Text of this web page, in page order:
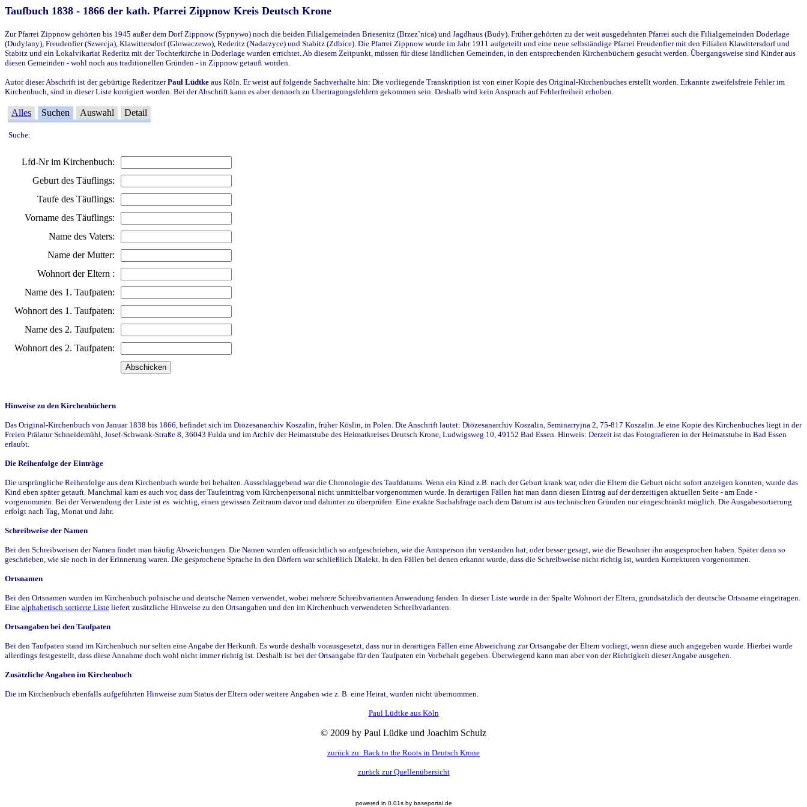
Taufbuch 1838 - 1866 der kath. Pfarrei Zippnow Kreis Deutsch Krone
Zur Pfarrei Zippnow gehörten bis 1945 außer dem Dorf Zippnow (Sypnywo) noch die beiden Filialgemeinden Briesenitz (Brzez`nica) und Jagdhaus (Budy). Früher gehörten zu der weit ausgedehnten Pfarrei auch die Filialgemeinden Doderlage
(Dudylany), Freudenfier (Szwecja), Klawittersdorf (Glowaczewo), Rederitz (Nadarzyce) und Stabitz (Zdbice). Die Pfarrei Zippnow wurde im Jahr 1911 aufgeteilt und eine neue selbständige Pfarrei Freudenfier mit den Filialen Klawittersdorf und
Stabitz und ein Lokalvikariat Rederitz mit der Tochterkirche in Doderlage wurden errichtet. Ab diesem Zeitpunkt, müssen für diese ländlichen Gemeinden, in den entsprechenden Kirchenbüchern gesucht werden. Übergangsweise sind Kinder aus
diesen Gemeinden - wohl noch aus traditionellen Gründen - in Zippnow getauft worden.
Autor dieser Abschrift ist der gebürtige RederitzerPaul Lüdtke aus Köln. Er weist auf folgende Sachverhalte hin: Die vorliegende Transkription ist von einer Kopie des Original-Kirchenbuches erstellt worden. Erkannte zweifelsfreie Fehler im
Kirchenbuch, sind in dieser Liste korrigiert worden. Bei der Abschrift kann es aber dennoch zu Übertragungsfehlern gekommen sein. Deshalb wird kein Anspruch auf Fehlerfreiheit erhoben.
Alles Suchen Auswahl Detail
Suche:
Lfd-Nr im Kirchenbuch:
Geburt des Täuflings:
Taufe des Täuflings:
Vorname des Täuflings:
Name des Vaters:
Name der Mutter:
Wohnort der Eltern :
Name des 1. Taufpaten:
Wohnort des 1. Taufpaten:
Name des 2. Taufpaten:
Wohnort des 2. Taufpaten:
Hinweise zu den Kirchenbüchern
Das Original-Kirchenbuch von Januar 1838 bis 1866, befindet sich im Diözesanarchiv Koszalin, früher Köslin, in Polen. Die Anschrift lautet: Diözesanarchiv Koszalin, Seminarryjna 2, 75-817 Koszalin. Je eine Kopie des Kirchenbuches liegt in der
Freien Prälatur Schneidemühl, Josef-Schwank-Straße 8, 36043 Fulda und im Archiv der Heimatstube des Heimatkreises Deutsch Krone, Ludwigsweg 10, 49152 Bad Essen. Hinweis: Derzeit ist das Fotografieren in der Heimatstube in Bad Essen
erlaubt.
Die Reihenfolge der Einträge
Die ursprüngliche Reihenfolge aus dem Kirchenbuch wurde bei behalten. Ausschlaggebend war die Chronologie des Taufdatums. Wenn ein Kind z.B. nach der Geburt krank war, oder die Eltern die Geburt nicht sofort anzeigen konnten, wurde das
Kind eben später getauft. Manchmal kam es auch vor, dass der Taufeintrag vom Kirchenpersonal nicht unmittelbar vorgenommen wurde. In derartigen Fällen hat man dann diesen Eintrag auf der derzeitigen aktuellen Seite - am Ende -
vorgenommen. Bei der Verwendung der Liste ist es wichtig, einen gewissen Zeitraum davor und dahinter zu überprüfen. Eine exakte Suchabfrage nach dem Datum ist aus technischen Gründen nur eingeschränkt möglich. Die Ausgabesortierung
erfolgt nach Tag, Monat und Jahr.
Schreibweise der Namen
Bei den Schreibweisen der Namen findet man häufig Abweichungen. Die Namen wurden offensichtlich so aufgeschrieben, wie die Amtsperson ihn verstanden hat, oder besser gesagt, wie die Bewohner ihn ausgesprochen haben. Später dann so
geschrieben, wie sie noch in der Erinnerung waren. Die gesprochene Sprache in den Dörfern war schließlich Dialekt. In den Fällen bei denen erkannt wurde, dass die Schreibweise nicht richtig ist, wurden Korrekturen vorgenommen.
Ortsnamen
Bei den Ortsnamen wurden im Kirchenbuch polnische und deutsche Namen verwendet, wobei mehrere Schreibvarianten Anwendung fanden. In dieser Liste wurde in der Spalte Wohnort der Eltern, grundsätzlich der deutsche Ortsname eingetragen.
Eine alphabetisch sortierte Liste liefert zusätzliche Hinweise zu den Ortsangaben und den im Kirchenbuch verwendeten Schreibvarianten.
Ortsangaben bei den Taufpaten
Bei den Taufpaten stand im Kirchenbuch nur selten eine Angabe der Herkunft. Es wurde deshalb vorausgesetzt, dass nur in derartigen Fällen eine Abweichung zur Ortsangabe der Eltern vorliegt, wenn diese auch angegeben wurde. Hierbei wurde
allerdings festgestellt, dass diese Annahme doch wohl nicht immer richtig ist. Deshalb ist bei der Ortsangabe für den Taufpaten ein Vorbehalt gegeben. Überwiegend kann man aber von der Richtigkeit dieser Angabe ausgehen.
Zusätzliche Angaben im Kirchenbuch
Die im Kirchenbuch ebenfalls aufgeführten Hinweise zum Status der Eltern oder weitere Angaben wie z. B. eine Heirat, wurden nicht übernommen.
Paul Lüdtke aus Köln
© 2009 by Paul Lüdke und Joachim Schulz
zurück zu: Back to the Roots in Deutsch Krone
zurück zur Quellenübersicht
powered in 0.01s by baseportal.de